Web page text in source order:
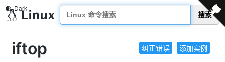
搜索
纠正错误 添加实例
iftop